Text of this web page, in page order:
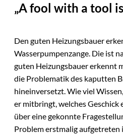
„A fool with a tool
Den guten Heizungsbauer
Wasserpumpenzange. Die ist
guten Heizungsbauer erkennt
die Problematik des kaputten
hineinversetzt. Wie viel
er mitbringt, welches Geschick
über eine gekonnte
Problem erstmalig aufgetreten